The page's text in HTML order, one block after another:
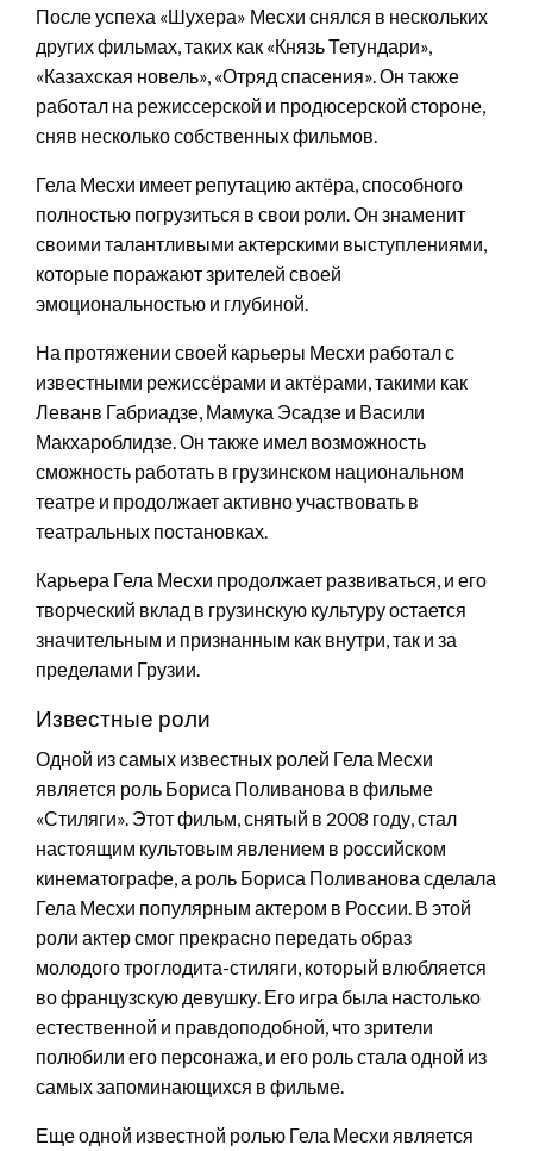
После успеха «Шухера» Месхи снялся в нескольких
других фильмах, таких как «Князь Тетундари»,
«Казахская новель», «Отряд спасения». Он также
работал на режиссерской и продюсерской стороне,
сняв несколько собственных фильмов.
Гела Месхи имеет репутацию актёра, способного
полностью погрузиться в свои роли. Он знаменит
своими талантливыми актерскими выступлениями,
которые поражают зрителей своей
эмоциональностью и глубиной.
На протяжении своей карьеры Месхи работал с
известными режиссёрами и актёрами, такими как
Леванв Габриадзе, Мамука Эсадзе и Васили
Макхароблидзе. Он также имел возможность
сможность работать в грузинском национальном
театре и продолжает активно участвовать в
театральных постановках.
Карьера Гела Месхи продолжает развиваться, и его
творческий вклад в грузинскую культуру остается
значительным и признанным как внутри, так и за
пределами Грузии.
Известные роли
Одной из самых известных ролей Гела Месхи
является роль Бориса Поливанова в фильме
«Стиляги». Этот фильм, снятый в 2008 году, стал
настоящим культовым явлением в российском
кинематографе, а роль Бориса Поливанова сделала
Гела Месхи популярным актером в России. В этой
роли актер смог прекрасно передать образ
молодого троглодита-стиляги, который влюбляется
во французскую девушку. Его игра была настолько
естественной и правдоподобной, что зрители
полюбили его персонажа, и его роль стала одной из
самых запоминающихся в фильме.
Еще одной известной ролью Гела Месхи является